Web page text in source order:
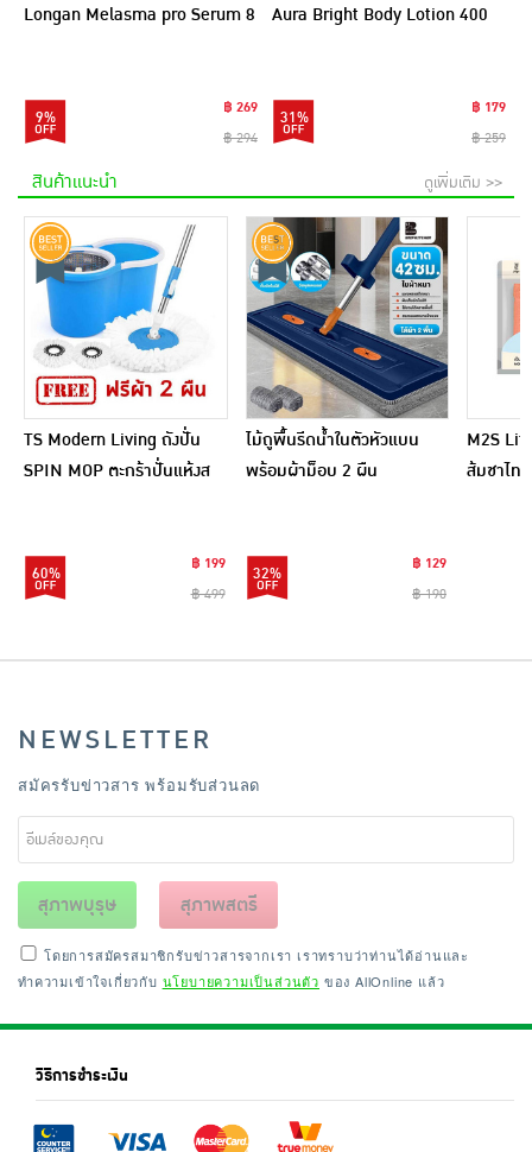
Longan Melasma pro Serum 8
9%
฿ 269
฿ 294
Aura Bright Body Lotion 400
31%
฿ 179
฿ 259
สินค้าแนะนำ ดูเพิ่มเติม >>
TS Modern Living ถังปั่น
SPIN MOP ตะกร้าปั่นแห้งส
60%
฿ 199
฿ 499
ไม้ถูพื้นรีดน้ำในตัวหัวแบน
พร้อมผ้าม็อบ 2 ผืน
32%
฿ 129
฿ 190
M2S
ส้มชาไท
NEWSLETTER
สมัครรับข่าวสาร พร้อมรับส่วนลด
สุภาพบุรุษ สุภาพสตรี
โดยการสมัครสมาชิกรับข่าวสารจากเรา เราทราบว่าท่านได้อ่านและ
ทำความเข้าใจเกี่ยวกับ นโยบายความเป็นส่วนตัว ของ AllOnline แล้ว
วิธีการชำระเงิน